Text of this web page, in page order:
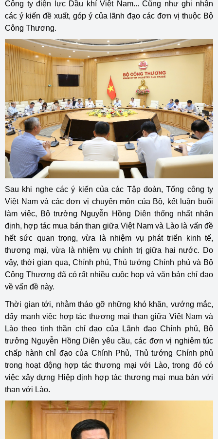
Công ty điện lực Dầu khí Việt Nam... Cũng như ghi nhận
các ý kiến đề xuất, góp ý của lãnh đạo các đơn vị thuộc Bộ
Công Thương.
Sau khi nghe các ý kiến của các Tập đoàn, Tổng công ty
Việt Nam và các đơn vị chuyên môn của Bộ, kết luận buổi
làm việc, Bộ trưởng Nguyễn Hồng Diên thống nhất nhận
định, hợp tác mua bán than giữa Việt Nam và Lào là vấn đề
hết sức quan trọng, vừa là nhiệm vụ phát triển kinh tế,
thương mại, vừa là nhiệm vụ chính trị giữa hai nước. Do
vậy, thời gian qua, Chính phủ, Thủ tướng Chính phủ và Bộ
Công Thương đã có rất nhiều cuộc họp và văn bản chỉ đạo
về vấn đề này.
Thời gian tới, nhằm tháo gỡ những khó khăn, vướng mắc,
đẩy mạnh việc hợp tác thương mại than giữa Việt Nam và
Lào theo tinh thần chỉ đạo của Lãnh đạo Chính phủ, Bộ
trưởng Nguyễn Hồng Diên yêu cầu, các đơn vị nghiêm túc
chấp hành chỉ đạo của Chính Phủ, Thủ tướng Chính phủ
trong hoạt động hợp tác thương mại với Lào, trong đó có
việc xây dựng Hiệp định hợp tác thương mại mua bán với
than với Lào.